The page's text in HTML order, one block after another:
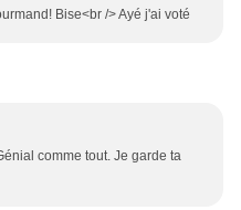
Bise<br /> Ayé j'ai voté
comme tout. Je garde ta